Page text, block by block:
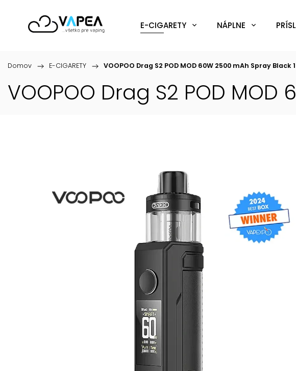
E-CIGARETY NÁPLNE
Domov / E-CIGARETY / VOOPOO Drag S2 POD MOD 60W 2500 mAh Spray Black
VOOPOO Drag S2 POD